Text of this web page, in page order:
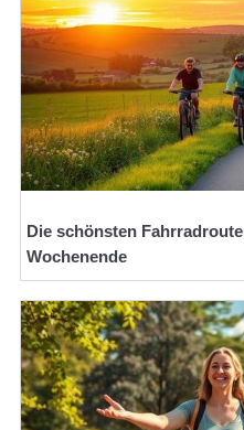
Die schönsten
Wochenende